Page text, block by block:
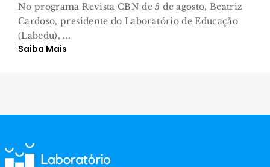
No programa Revista CBN de 5 de agosto, Beatriz
Cardoso, presidente do Laboratório de Educação
(Labedu), ...
Saiba Mais